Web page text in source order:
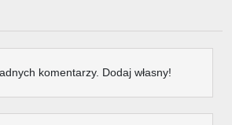
komentarzy. Dodaj własny!